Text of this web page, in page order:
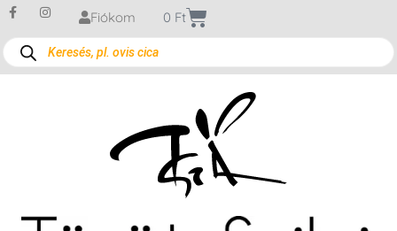
Fiókom 0 Ft